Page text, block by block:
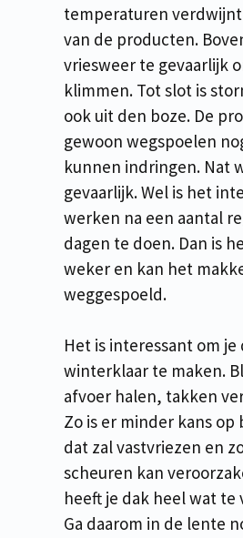
temperaturen
van de producten.
vriesweer te gevaarlijk
klimmen. Tot slot is
ook uit den boze. De
gewoon wegspoelen
kunnen indringen. Nat
gevaarlijk. Wel is het
werken na een aantal
dagen te doen. Dan is
weker en kan het
weggespoeld.
Het is interessant om je
winterklaar te maken.
afvoer halen, takken
Zo is er minder kans
dat zal vastvriezen en
scheuren kan
heeft je dak heel wat te
Ga daarom in de lente